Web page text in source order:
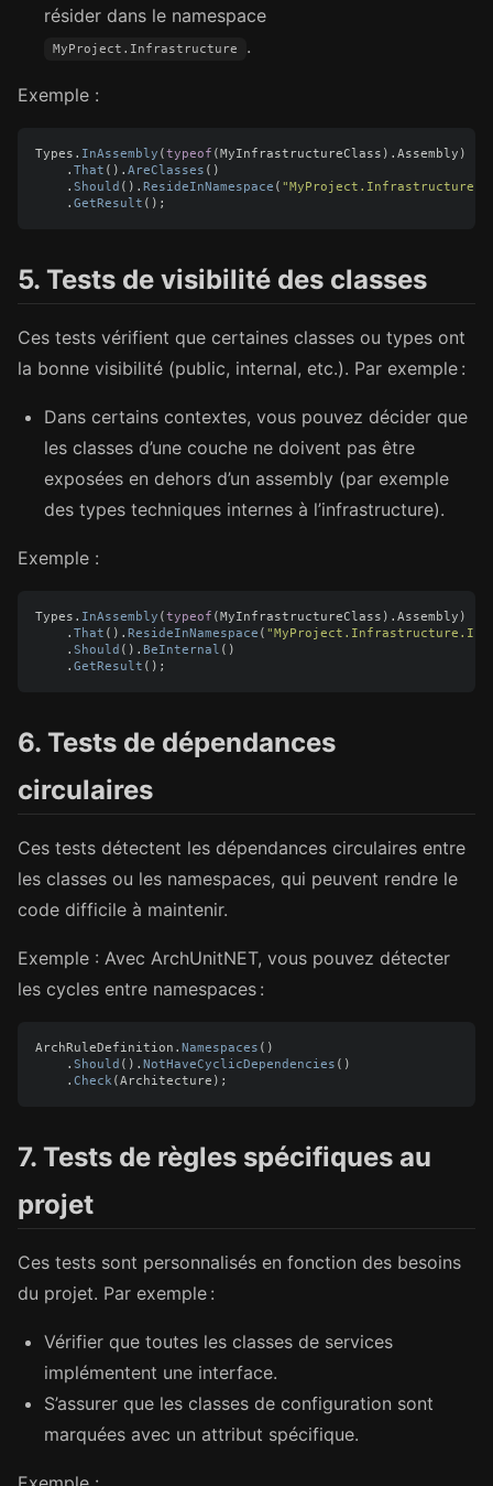
résider dans le namespace
MyProject.Infrastructure .
Exemple :
Types . InAssembly ( typeof ( MyInfrastructureClass ). Assembly )
. That (). AreClasses ()
. Should (). ResideInNamespace ( "MyProject.Infrastructure"
. GetResult ();
5. Tests de visibilité des classes
Ces tests vérifient que certaines classes ou types ont
la bonne visibilité (public, internal, etc.). Par exemple :
Dans certains contextes, vous pouvez décider que
les classes d’une couche ne doivent pas être
exposées en dehors d’un assembly (par exemple
des types techniques internes à l’infrastructure).
Exemple :
Types . InAssembly ( typeof ( MyInfrastructureClass ). Assembly )
. That (). ResideInNamespace (
. Should (). BeInternal ()
. GetResult ();
6. Tests de dépendances
circulaires
Ces tests détectent les dépendances circulaires entre
les classes ou les namespaces, qui peuvent rendre le
code difficile à maintenir.
Exemple : Avec ArchUnitNET, vous pouvez détecter
les cycles entre namespaces :
ArchRuleDefinition . Namespaces ()
. Should (). NotHaveCyclicDependencies ()
. Check ( Architecture );
7. Tests de règles spécifiques au
projet
Ces tests sont personnalisés en fonction des besoins
du projet. Par exemple :
Vérifier que toutes les classes de services
implémentent une interface.
S’assurer que les classes de configuration sont
marquées avec un attribut spécifique.